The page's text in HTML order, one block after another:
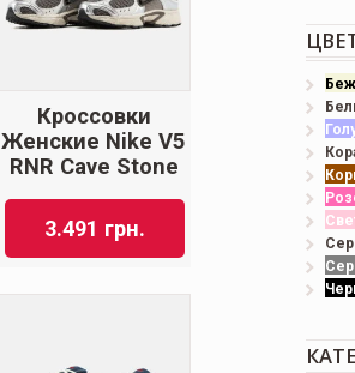
Кроссовки
Женские Nike V5
RNR Cave Stone
3.491 грн.